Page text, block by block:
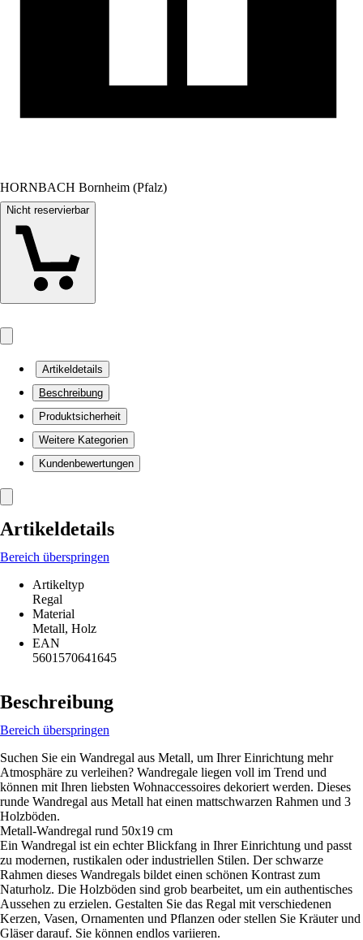
HORNBACH Bornheim (Pfalz)
Nicht reservierbar
Artikeldetails
Beschreibung
Produktsicherheit
Weitere Kategorien
Kundenbewertungen
Artikeldetails
Bereich überspringen
Artikeltyp
Regal
Material
Metall, Holz
EAN
5601570641645
Beschreibung
Bereich überspringen
Suchen Sie ein Wandregal aus Metall, um Ihrer Einrichtung mehr
Atmosphäre zu verleihen? Wandregale liegen voll im Trend und
können mit Ihren liebsten Wohnaccessoires dekoriert werden. Dieses
runde Wandregal aus Metall hat einen mattschwarzen Rahmen und 3
Holzböden.
Metall-Wandregal rund 50x19 cm
Ein Wandregal ist ein echter Blickfang in Ihrer Einrichtung und passt
zu modernen, rustikalen oder industriellen Stilen. Der schwarze
Rahmen dieses Wandregals bildet einen schönen Kontrast zum
Naturholz. Die Holzböden sind grob bearbeitet, um ein authentisches
Aussehen zu erzielen. Gestalten Sie das Regal mit verschiedenen
Kerzen, Vasen, Ornamenten und Pflanzen oder stellen Sie Kräuter und
Gläser darauf. Sie können endlos variieren.